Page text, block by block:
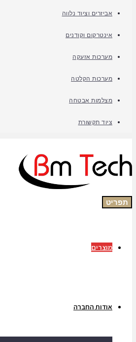
אביזרים וציוד נלווה
אינטרקום וקודנים
מערכות אזעקה
מערכות הקלטה
מצלמות אבטחה
ציוד תקשורת
תפריט
מוצרים
אודות החברה